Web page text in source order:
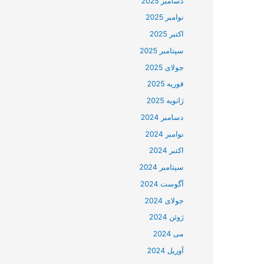
نوامبر 2025
اکتبر 2025
سپتامبر 2025
جولای 2025
فوریه 2025
ژانویه 2025
دسامبر 2024
نوامبر 2024
اکتبر 2024
سپتامبر 2024
آگوست 2024
جولای 2024
ژوئن 2024
می 2024
آوریل 2024